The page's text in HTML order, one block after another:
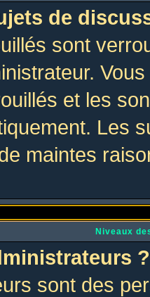
de
sont
et les
Les
maintes
Niveaux
?
sont des